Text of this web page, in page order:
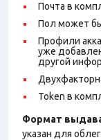
Почта в
Пол может
Профили
уже
другой
Token в
Формат
указан для